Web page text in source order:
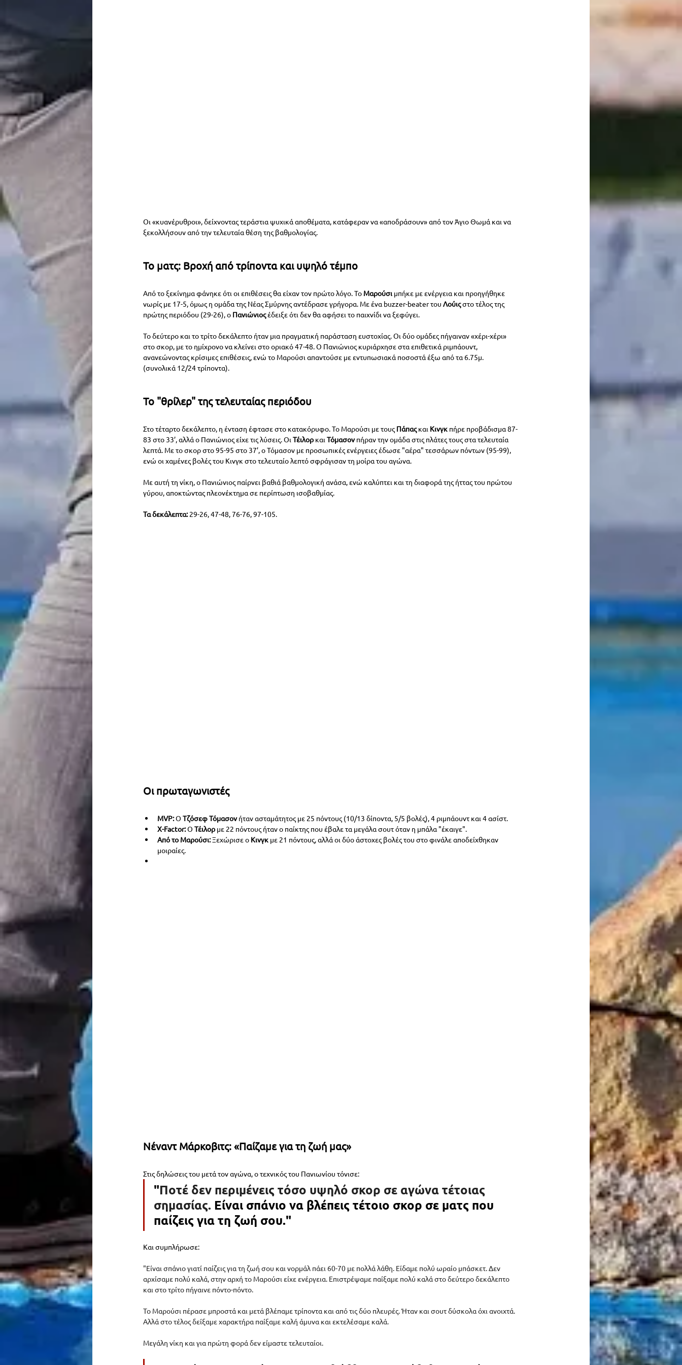
Οι «κυανέρυθροι», δείχνοντας τεράστια ψυχικά αποθέματα, κατάφεραν να «αποδράσουν» από τον Άγιο Θωμά και να
ξεκολλήσουν από την τελευταία θέση της βαθμολογίας.
Το ματς: Βροχή από τρίποντα και υψηλό τέμπο
Από το ξεκίνημα φάνηκε ότι οι επιθέσεις θα είχαν τον πρώτο λόγο. Το Μαρούσι μπήκε με ενέργεια και προηγήθηκε
νωρίς με 17-5, όμως η ομάδα της Νέας Σμύρνης αντέδρασε γρήγορα. Με ένα buzzer-beater του Λούις στο τέλος της
πρώτης περιόδου (29-26), ο Πανιώνιος έδειξε ότι δεν θα αφήσει το παιχνίδι να ξεφύγει.
Το δεύτερο και το τρίτο δεκάλεπτο ήταν μια πραγματική παράσταση ευστοχίας. Οι δύο ομάδες πήγαιναν «χέρι-χέρι»
στο σκορ, με το ημίχρονο να κλείνει στο οριακό 47-48. Ο Πανιώνιος κυριάρχησε στα επιθετικά ριμπάουντ,
ανανεώνοντας κρίσιμες επιθέσεις, ενώ το Μαρούσι απαντούσε με εντυπωσιακά ποσοστά έξω από τα 6.75μ.
(συνολικά 12/24 τρίποντα).
Το "θρίλερ" της τελευταίας περιόδου
Στο τέταρτο δεκάλεπτο, η ένταση έφτασε στο κατακόρυφο. Το Μαρούσι με τους Πάπας και Κινγκ πήρε προβάδισμα 87-
83 στο 33’, αλλά ο Πανιώνιος είχε τις λύσεις. Οι Τέιλορ και Τόμασον πήραν την ομάδα στις πλάτες τους στα τελευταία
λεπτά. Με το σκορ στο 95-95 στο 37’, ο Τόμασον με προσωπικές ενέργειες έδωσε "αέρα" τεσσάρων πόντων (95-99),
ενώ οι χαμένες βολές του Κινγκ στο τελευταίο λεπτό σφράγισαν τη μοίρα του αγώνα.
Με αυτή τη νίκη, ο Πανιώνιος παίρνει βαθιά βαθμολογική ανάσα, ενώ καλύπτει και τη διαφορά της ήττας του πρώτου
γύρου, αποκτώντας πλεονέκτημα σε περίπτωση ισοβαθμίας.
Τα δεκάλεπτα: 29-26, 47-48, 76-76, 97-105.
Οι πρωταγωνιστές
MVP: Ο Τζόσεφ Τόμασον ήταν ασταμάτητος με 25 πόντους (10/13 δίποντα, 5/5 βολές), 4 ριμπάουντ και 4 ασίστ.
X-Factor: Ο Τέιλορ με 22 πόντους ήταν ο παίκτης που έβαλε τα μεγάλα σουτ όταν η μπάλα "έκαιγε".
Από το Μαρούσι: Ξεχώρισε ο Κινγκ με 21 πόντους, αλλά οι δύο άστοχες βολές του στο φινάλε αποδείχθηκαν
μοιραίες.
Νέναντ Μάρκοβιτς: «Παίζαμε για τη ζωή μας»
Στις δηλώσεις του μετά τον αγώνα, ο τεχνικός του Πανιωνίου τόνισε:
"Ποτέ δεν περιμένεις τόσο υψηλό σκορ σε αγώνα τέτοιας
σημασίας. Είναι σπάνιο να βλέπεις τέτοιο σκορ σε ματς που
παίζεις για τη ζωή σου."
Και συμπλήρωσε:
"Είναι σπάνιο γιατί παίζεις για τη ζωή σου και νορμάλ πάει 60-70 με πολλά λάθη. Είδαμε πολύ ωραίο μπάσκετ. Δεν
αρχίσαμε πολύ καλά, στην αρχή το Μαρούσι είχε ενέργεια. Επιστρέψαμε παίξαμε πολύ καλά στο δεύτερο δεκάλεπτο
και στο τρίτο πήγαινε πόντο-πόντο.
Το Μαρούσι πέρασε μπροστά και μετά βλέπαμε τρίποντα και από τις δύο πλευρές. Ήταν και σουτ δύσκολα όχι ανοιχτά.
Αλλά στο τέλος δείξαμε χαρακτήρα παίξαμε καλή άμυνα και εκτελέσαμε καλά.
Μεγάλη νίκη και για πρώτη φορά δεν είμαστε τελευταίοι.